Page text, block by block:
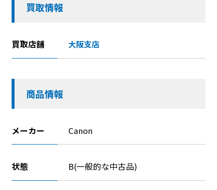
買取情報
買取店舗 大阪支店
商品情報
メーカー Canon
状態 B(一般的な中古品)